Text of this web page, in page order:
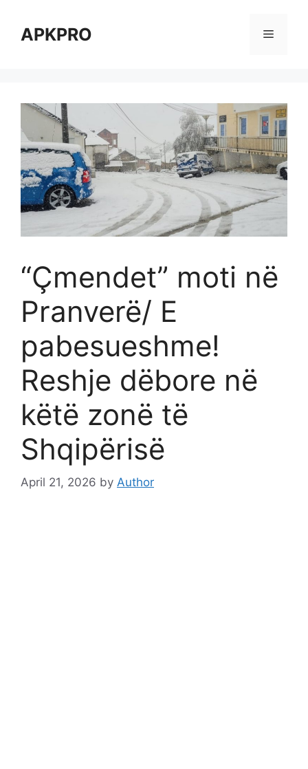
contentAPKPRO Menu
“Çmendet” moti në
Pranverë/ E
pabesueshme!
Reshje dëbore në
këtë zonë të
Shqipërisë
April 21, 2026 by Author